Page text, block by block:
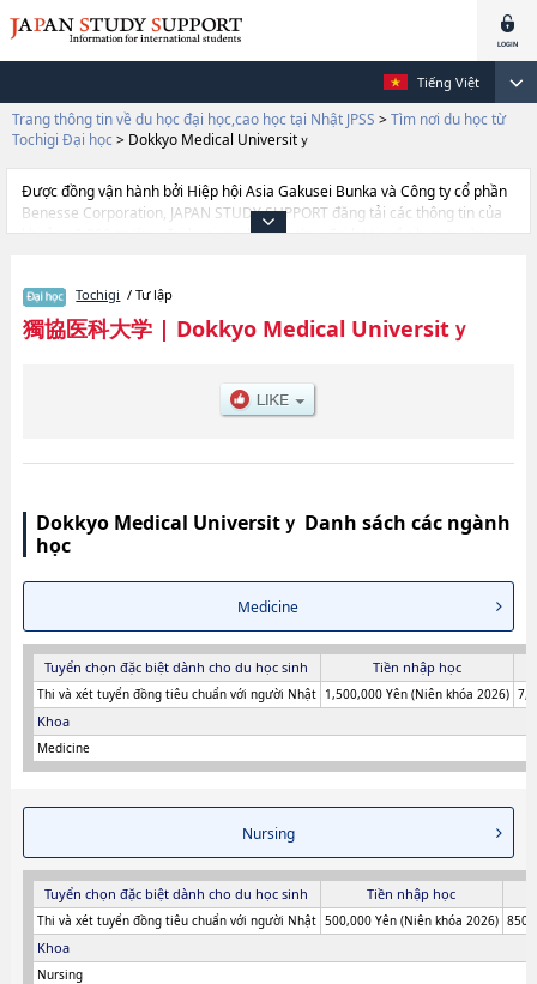
Tiếng Việt
Trang thông tin về du học đại học,cao học tại Nhật JPSS > Tìm nơi du học từ
Tochigi Đại học > Dokkyo Medical Universitｙ
Được đồng vận hành bởi Hiệp hội Asia Gakusei Bunka và Công ty cổ phần
Benesse Corporation, JAPAN STUDY SUPPORT đăng tải các thông tin của
khoảng 1.300 trường đại học, cao học, trường đại học ngắn hạn, trường
thông tin cần thiết dành cho du học sinh, như là về các Ngành
MedicinehoặcNgành Nursing, thông tin về từng ngành học, thông tin liên
quan đến thi tuyển như số lượng tuyển sinh, số lượng trúng tuyển, cở sở
Tochigi / Tư lập
獨協医科大学| Dokkyo Medical Universitｙ
Dokkyo Medical Universitｙ Danh sách các ngành
học
Medicine
Tuyển chọn đặc biệt dành cho du học sinh Tiền nhập học
Thi và xét tuyển đồng tiêu chuẩn với người Nhật 1,500,000 Yên (Niên khóa 2026)
Khoa
Medicine
Nursing
Tuyển chọn đặc biệt dành cho du học sinh Tiền nhập học
Thi và xét tuyển đồng tiêu chuẩn với người Nhật 500,000 Yên (Niên khóa 2026)
Khoa
Nursing